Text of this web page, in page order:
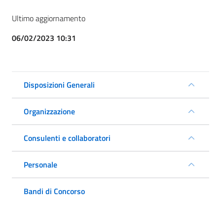
Ultimo aggiornamento
06/02/2023 10:31
Disposizioni Generali
Organizzazione
Consulenti e collaboratori
Personale
Bandi di Concorso